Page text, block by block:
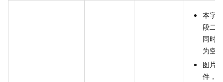
本字
段二
同时
为空。
图片
件，